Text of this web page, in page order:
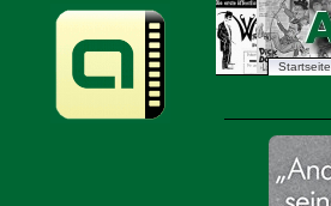
Startseite